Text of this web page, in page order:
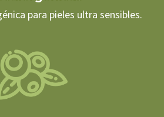
para pieles ultra sensibles.